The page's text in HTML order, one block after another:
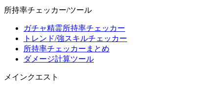
所持率チェッカー/ツール
ガチャ精霊所持率チェッカー
トレンド/強スキルチェッカー
所持率チェッカーまとめ
ダメージ計算ツール
メインクエスト